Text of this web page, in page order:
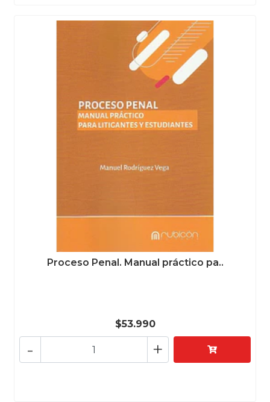
Proceso Penal. Manual práctico pa..
$53.990
+
-